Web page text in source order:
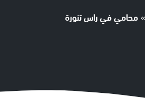
محامي في راس تنورة